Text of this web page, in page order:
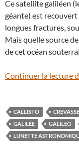
Ce satellite galiléen
géante) est recouvert
longues fractures,
Mais quelle source
de cet océan
Continuer la lecture
CALLISTO CREVASSE
GALILÉE
GALILEO
LUNETTE